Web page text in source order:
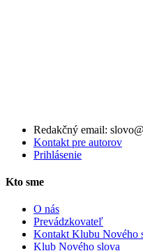
Redakčný email:
Kontakt pre autorov
Prihlásenie
Kto sme
O nás
Prevádzkovateľ
Kontakt Klubu Nového
Klub Nového slova